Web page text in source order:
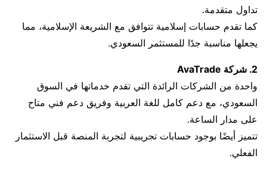
تداول متقدمة.
كما تقدم حسابات إسلامية تتوافق مع الشريعة الإسلامية، مما
يجعلها مناسبة جدًا للمستثمر السعودي.
2. شركة AvaTrade
واحدة من الشركات الرائدة التي تقدم خدماتها في السوق
السعودي، مع دعم كامل للغة العربية وفريق دعم فني متاح
على مدار الساعة.
تتميز أيضًا بوجود حسابات تجريبية لتجربة المنصة قبل الاستثمار
الفعلي.